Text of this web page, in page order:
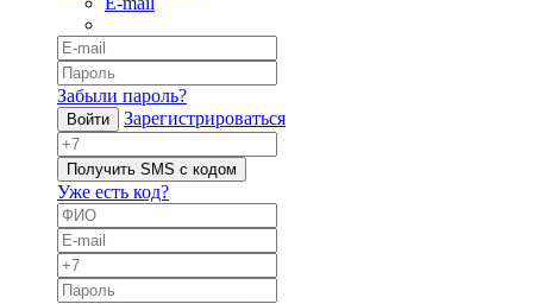
Забыли пароль?
Войти Зарегистрироваться
Получить SMS с кодом
Уже есть код?